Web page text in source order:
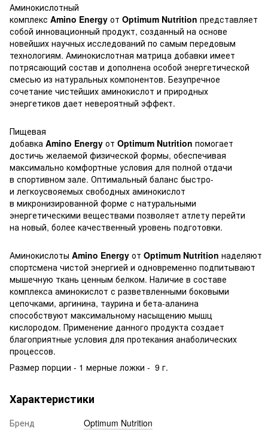
Аминокислотный
комплекс Amino Energy от Optimum Nutrition представляет
собой инновационный продукт, созданный на основе
новейших научных исследований по самым передовым
технологиям. Аминокислотная матрица добавки имеет
потрясающий состав и дополнена особой энергетической
смесью из натуральных компонентов. Безупречное
сочетание чистейших аминокислот и природных
энергетиков дает невероятный эффект.
Пищевая
добавка Amino Energy от Optimum Nutrition помогает
достичь желаемой физической формы, обеспечивая
максимально комфортные условия для полной отдачи
в спортивном зале. Оптимальный баланс быстро-
и легкоусвояемых свободных аминокислот
в микронизированной форме с натуральными
энергетическими веществами позволяет атлету перейти
на новый, более качественный уровень подготовки.
Аминокислоты Amino Energy от Optimum Nutrition наделяют
спортсмена чистой энергией и одновременно подпитывают
мышечную ткань ценным белком. Наличие в составе
комплекса аминокислот с разветвленными боковыми
цепочками, аргинина, таурина и бета-аланина
способствуют максимальному насыщению мышц
кислородом. Применение данного продукта создает
благоприятные условия для протекания анаболических
процессов.
Размер порции - 1 мерные ложки - 9 г.
Характеристики
Бренд
Optimum Nutrition